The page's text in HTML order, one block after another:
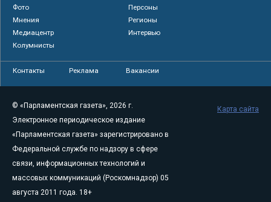
Фото
Персоны
Мнения
Регионы
Медиацентр
Интервью
Колумнисты
Контакты Реклама Вакансии
© «Парламентская газета», 2026 г.
Электронное периодическое издание
«Парламентская газета» зарегистрировано в
Федеральной службе по надзору в сфере
связи, информационных технологий и
массовых коммуникаций (Роскомнадзор) 05
августа 2011 года. 18+
Карта сайта